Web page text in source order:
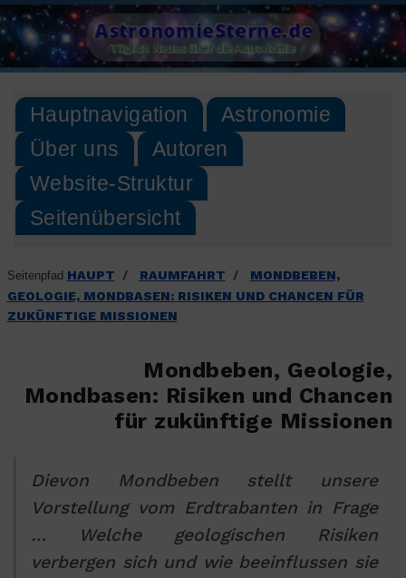
Skip
to
content
AstronomieSterne.de
Täglich Neues über die Astronomie
Hauptnavigation
Astronomie
Über uns
Autoren
Website-Struktur
Seitenübersicht
Seitenpfad HAUPT / RAUMFAHRT /
MONDBEBEN,
GEOLOGIE, MONDBASEN: RISIKEN UND CHANCEN FÜR
ZUKÜNFTIGE MISSIONEN
Mondbeben, Geologie,
Mondbasen: Risiken und Chancen
für zukünftige Missionen
Dievon Mondbeben stellt unsere
Vorstellung vom Erdtrabanten in Frage
… Welche geologischen Risiken
verbergen sich und wie beeinflussen sie